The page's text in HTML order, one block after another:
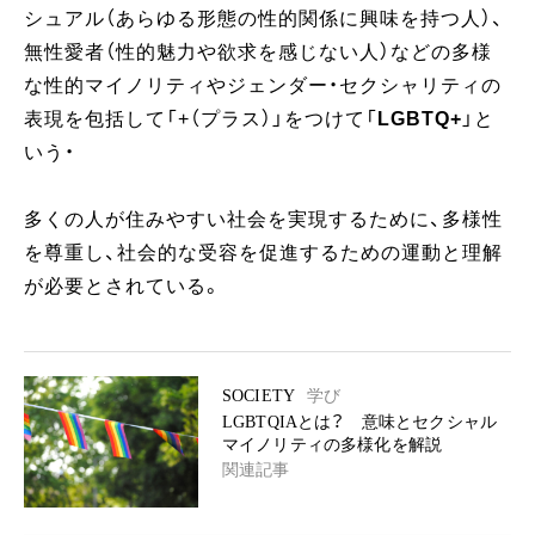
シュアル（あらゆる形態の性的関係に興味を持つ人）、
無性愛者（性的魅力や欲求を感じない人）などの多様
な性的マイノリティやジェンダー・セクシャリティの
表現を包括して「+（プラス）」をつけて「 LGBTQ+ 」と
いう・
多くの人が住みやすい社会を実現するために、多様性
を尊重し、社会的な受容を促進するための運動と理解
が必要とされている。
SOCIETY
学び
LGBTQIAとは？ 意味とセクシャル
マイノリティの多様化を解説
関連記事